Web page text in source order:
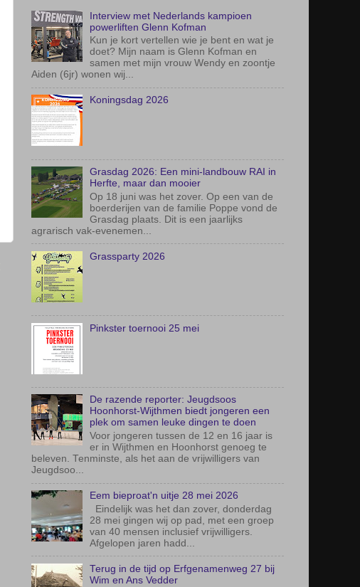
Interview met Nederlands kampioen
powerliften Glenn Kofman
Kun je kort vertellen wie je bent en wat je
doet? Mijn naam is Glenn Kofman en
samen met mijn vrouw Wendy en zoontje
Aiden (6jr) wonen wij...
Koningsdag 2026
Grasdag 2026: Een mini-landbouw RAI in
Herfte, maar dan mooier
Op 18 juni was het zover. Op een van de
boerderijen van de familie Poppe vond de
Grasdag plaats. Dit is een jaarlijks
agrarisch vak-evenemen...
Grassparty 2026
Pinkster toernooi 25 mei
De razende reporter: Jeugdsoos
Hoonhorst-Wijthmen biedt jongeren een
plek om samen leuke dingen te doen
Voor jongeren tussen de 12 en 16 jaar is
er in Wijthmen en Hoonhorst genoeg te
beleven. Tenminste, als het aan de vrijwilligers van
Jeugdsoo...
Eem bieproat'n uitje 28 mei 2026
Eindelijk was het dan zover, donderdag
28 mei gingen wij op pad, met een groep
van 40 mensen inclusief vrijwilligers.
Afgelopen jaren hadd...
Terug in de tijd op Erfgenamenweg 27 bij
Wim en Ans Vedder